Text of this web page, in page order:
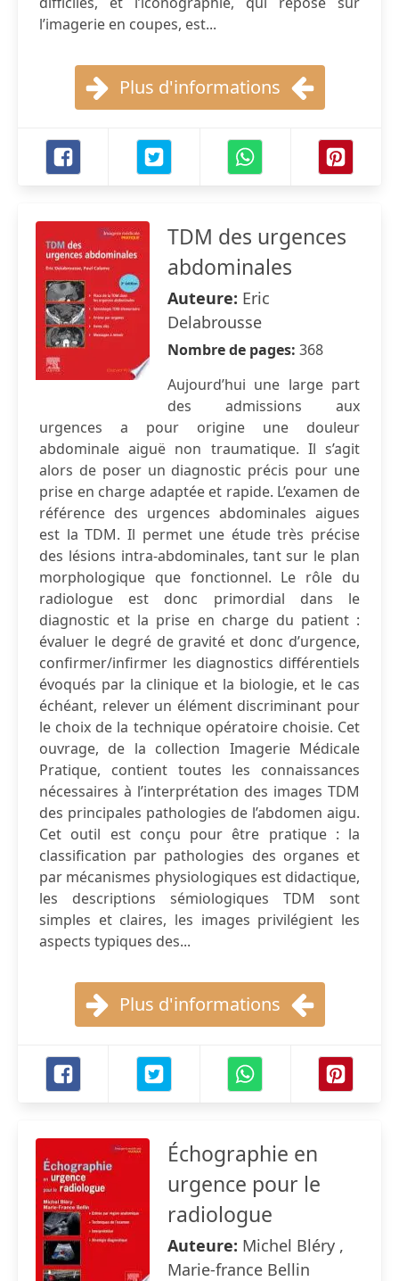
l’imagerie en coupes, est...
Plus d'informations
TDM des urgences
abdominales
Auteure: Eric
Delabrousse
Nombre de pages: 368
Aujourd’hui une large part
des admissions aux
urgences a pour origine une douleur
abdominale aiguë non traumatique. Il s’agit
alors de poser un diagnostic précis pour une
prise en charge adaptée et rapide. L’examen de
référence des urgences abdominales aigues
est la TDM. Il permet une étude très précise
des lésions intra-abdominales, tant sur le plan
morphologique que fonctionnel. Le rôle du
radiologue est donc primordial dans le
diagnostic et la prise en charge du patient :
évaluer le degré de gravité et donc d’urgence,
confirmer/infirmer les diagnostics différentiels
évoqués par la clinique et la biologie, et le cas
échéant, relever un élément discriminant pour
le choix de la technique opératoire choisie. Cet
ouvrage, de la collection Imagerie Médicale
Pratique, contient toutes les connaissances
nécessaires à l’interprétation des images TDM
des principales pathologies de l’abdomen aigu.
Cet outil est conçu pour être pratique : la
classification par pathologies des organes et
par mécanismes physiologiques est didactique,
les descriptions sémiologiques TDM sont
simples et claires, les images privilégient les
aspects typiques des...
Plus d'informations
Échographie en
urgence pour le
radiologue
Auteure: Michel Bléry ,
Marie-france Bellin